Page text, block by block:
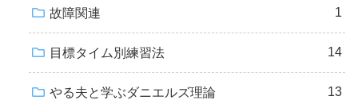
故障関連 1
目標タイム別練習法 14
やる夫と学ぶダニエルズ理論 13